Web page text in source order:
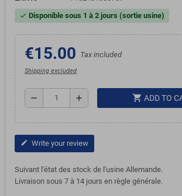
check Disponible sous 1 à 2 jours (sortie usine)
€15.00 Tax included
Shipping excluded
remove add shopping_cart ADD TO
edit Write your review
Suivant l'état des stock de l'usine Allemande.
Livraison sous 7 à 14 jours en règle générale.